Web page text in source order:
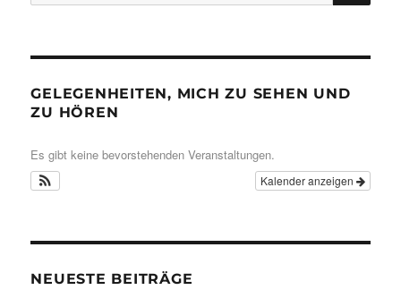
nach:
GELEGENHEITEN, MICH ZU SEHEN UND
ZU HÖREN
Es gibt keine bevorstehenden Veranstaltungen.
Kalender anzeigen
NEUESTE BEITRÄGE